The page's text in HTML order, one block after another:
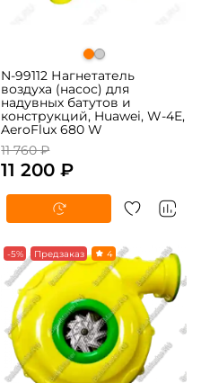
N-99112 Нагнетатель
воздуха (насос) для
надувных батутов и
конструкций, Huawei, W-4E,
AeroFlux 680 W
11 760 ₽
11 200 ₽
-5% Предзаказ 4